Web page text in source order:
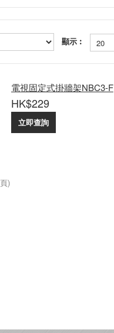
顯示︰
電視固定式掛牆架NBC3-F
HK$229
立即查詢
)